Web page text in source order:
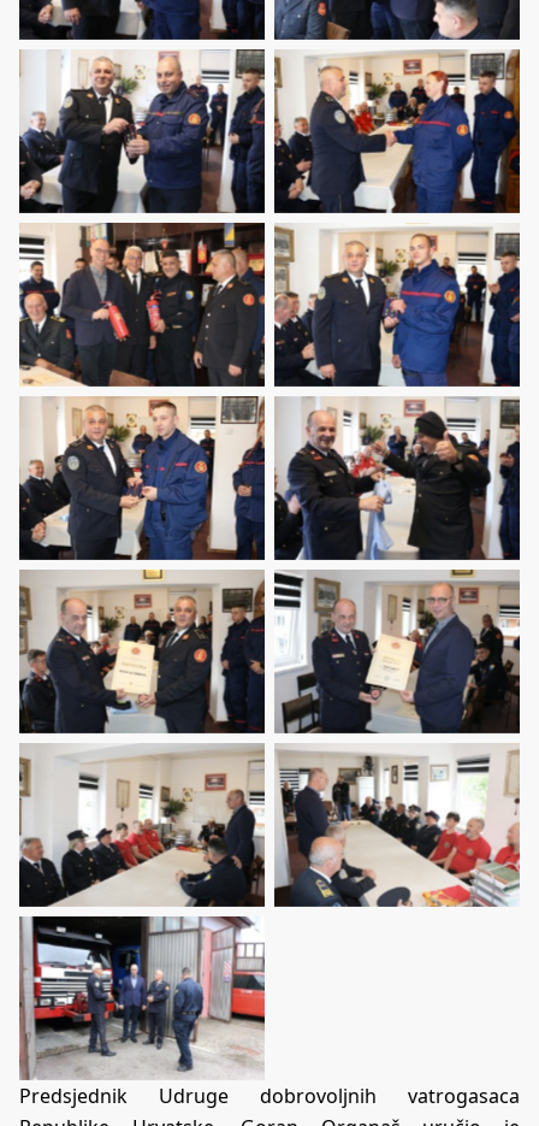
Predsjednik Udruge dobrovoljnih vatrogasaca